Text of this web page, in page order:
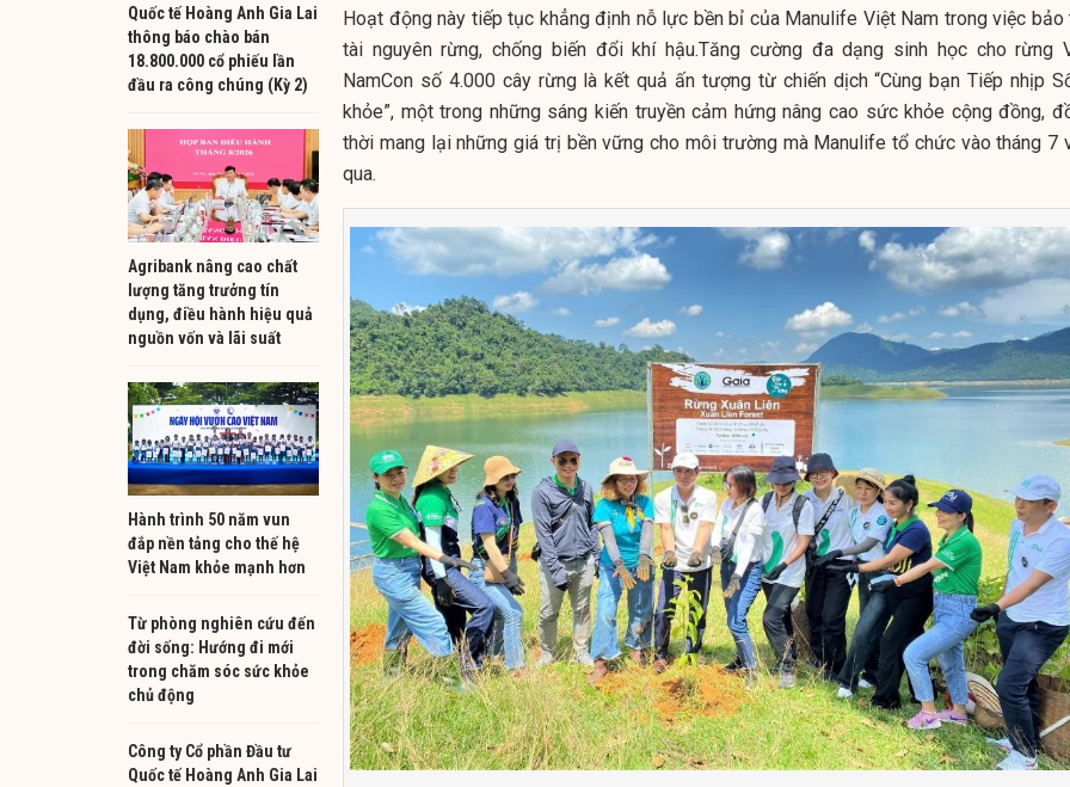
Quốc tế Hoàng Anh Gia Lai
thông báo chào bán
18.800.000 cổ phiếu lần
đầu ra công chúng (Kỳ 2)
Agribank nâng cao chất
lượng tăng trưởng tín
dụng, điều hành hiệu quả
nguồn vốn và lãi suất
Hành trình 50 năm vun
đắp nền tảng cho thế hệ
Việt Nam khỏe mạnh hơn
Từ phòng nghiên cứu đến
đời sống: Hướng đi mới
trong chăm sóc sức khỏe
chủ động
Công ty Cổ phần Đầu tư
Quốc tế Hoàng Anh Gia Lai
Hoạt động này tiếp tục khẳng định nỗ lực bền bỉ của Manulife Việt Nam trong việc bảo
tài nguyên rừng, chống biến đổi khí hậu.Tăng cường đa dạng sinh học cho rừng
NamCon số 4.000 cây rừng là kết quả ấn tượng từ chiến dịch “Cùng bạn Tiếp nhịp
khỏe”, một trong những sáng kiến truyền cảm hứng nâng cao sức khỏe cộng đồng,
thời mang lại những giá trị bền vững cho môi trường mà Manulife tổ chức vào tháng 7
qua.